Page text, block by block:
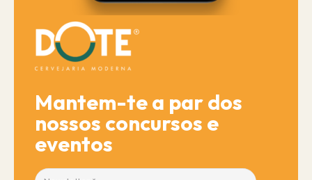
Mantem-te a par dos
nossos concursos e
eventos